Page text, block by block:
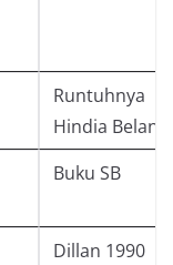
Runtuhnya
Hindia
Buku SB
Dillan 1990